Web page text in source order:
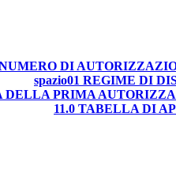
NUMERO DI
spazio01 REGIME DI
DELLA PRIMA
11.0 TABELLA DI